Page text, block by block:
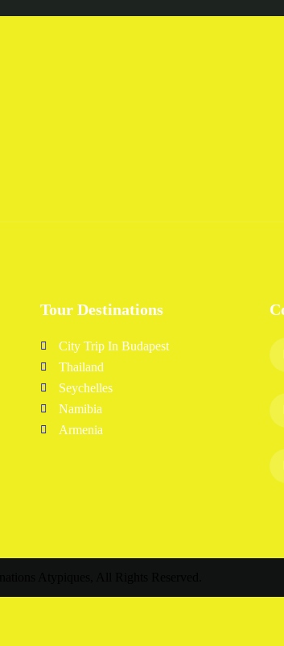
Tour Destinations
City Trip In Budapest
Thailand
Seychelles
Namibia
Armenia